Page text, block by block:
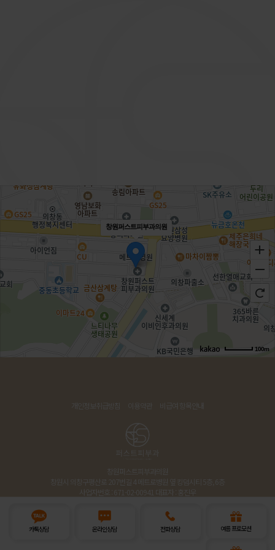
창원퍼스트피부과의원
100m
카톡상담 온라인상담 전화상담 여름 프로모션
Copyright © 창원퍼스트피부과의원 ALL RIGHTS RESERVED